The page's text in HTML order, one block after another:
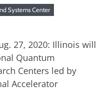
Systems Center
27, 2020: Illinois will
Quantum
Centers led by
Accelerator